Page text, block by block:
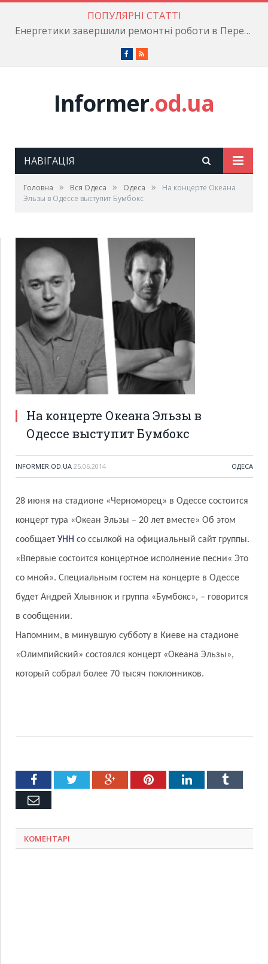
ПОПУЛЯРНІ СТАТТІ
Енергетики завершили ремонтні роботи в Пересипському районі
Facebook
RSS
Informer.od.ua
НАВІГАЦІЯ
Головна » Вся Одеса » Одеса »
На концерте Океана
Эльзы в Одессе выступит Бумбокс
На концерте Океана Эльзы в
Одессе выступит Бумбокс
INFORMER.OD.UA 25.06.2014 ОДЕСА
28 июня на стадионе «Черноморец» в Одессе состоится
концерт тура «Океан Эльзы – 20 лет вместе» Об этом
сообщает УНН со ссылкой на официальный сайт группы.
«Впервые состоится концертное исполнение песни« Это
со мной». Специальным гостем на концерте в Одессе
будет Андрей Хлывнюк и группа «Бумбокс», – говорится
в сообщении.
Напомним, в минувшую субботу в Киеве на стадионе
«Олимпийский» состоялся концерт «Океана Эльзы»,
который собрал более 70 тысяч поклонников.
FacebookTwitter Google+PinterestLinkedInTumblr
Емейл
КОМЕНТАРІ